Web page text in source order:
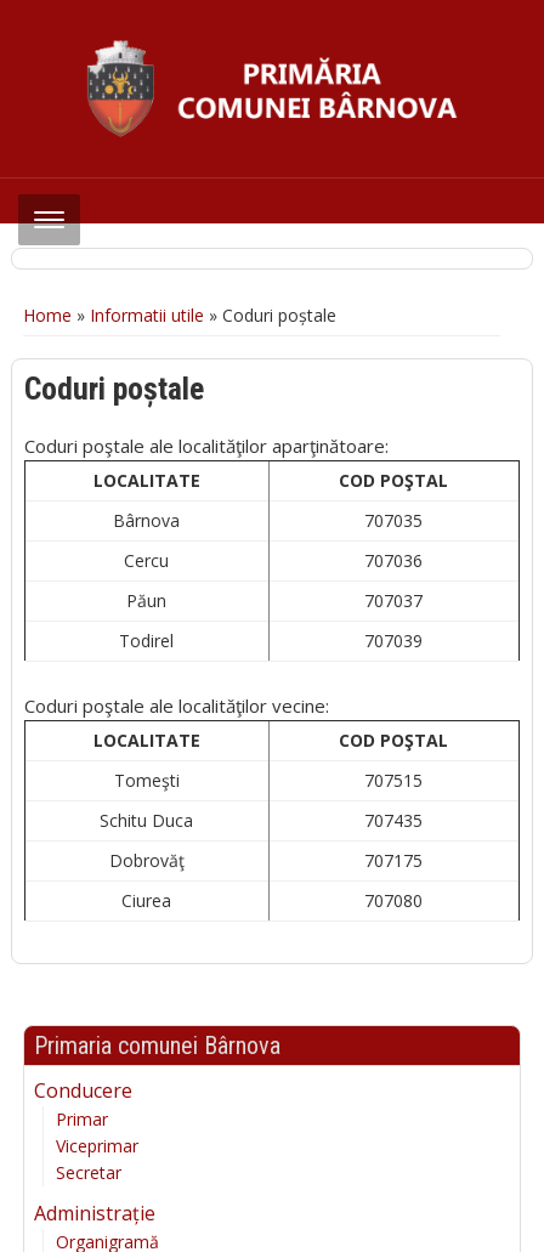
Home » Informatii utile » Coduri poștale
Primaria comunei Bârnova
Conducere
Primar
Viceprimar
Secretar
Administrație
Organigramă
Coduri poștale
Coduri poştale ale localităţilor aparţinătoare:
LOCALITATE
COD POŞTAL
Bârnova
707035
Cercu
707036
Păun
707037
Todirel
707039
Coduri poştale ale localităţilor vecine:
LOCALITATE
COD POŞTAL
Tomeşti
707515
Schitu Duca
707435
Dobrovăţ
707175
Ciurea
707080